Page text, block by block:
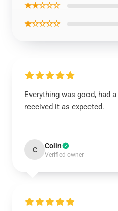
★★☆☆☆
★☆☆☆☆
Everything was good, had
received it as expected.
C Colin
Verified owner